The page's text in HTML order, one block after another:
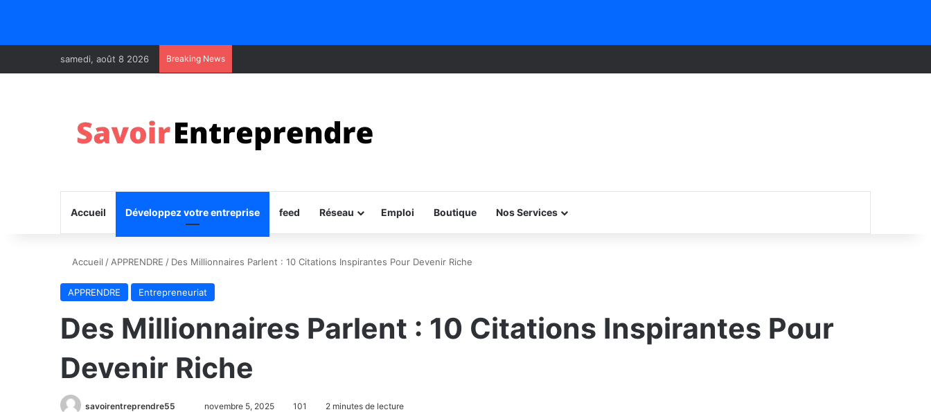
samedi, août 8 2026 Breaking News
Accueil Développez votre entreprise feed Réseau Emploi Boutique Nos Services
Accueil / APPRENDRE / Des Millionnaires Parlent : 10 Citations Inspirantes Pour Devenir Riche
APPRENDRE Entrepreneuriat
Des Millionnaires Parlent : 10 Citations Inspirantes Pour
Devenir Riche
savoirentreprendre55 novembre 5, 2025 101 2 minutes de lecture